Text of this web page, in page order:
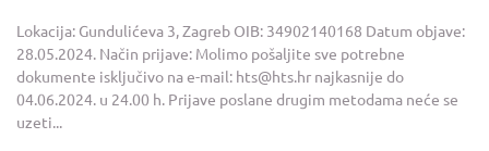
Lokacija: Gundulićeva 3, Zagreb OIB: 34902140168 Datum objave:
28.05.2024. Način prijave: Molimo pošaljite sve potrebne
dokumente isključivo na e-mail: hts@hts.hr najkasnije do
04.06.2024. u 24.00 h. Prijave poslane drugim metodama neće se
uzeti...